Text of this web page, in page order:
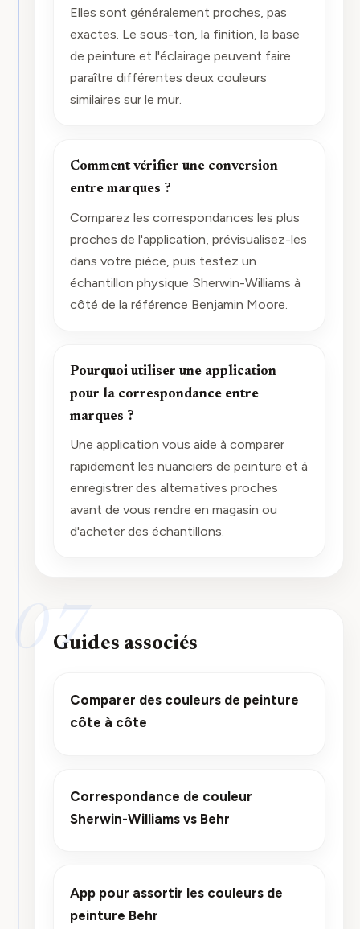
Elles sont généralement proches, pas
exactes. Le sous-ton, la finition, la base
de peinture et l'éclairage peuvent faire
paraître différentes deux couleurs
similaires sur le mur.
Comment vérifier une conversion
entre marques ?
Comparez les correspondances les plus
proches de l'application, prévisualisez-les
dans votre pièce, puis testez un
échantillon physique Sherwin-Williams à
côté de la référence Benjamin Moore.
Pourquoi utiliser une application
pour la correspondance entre
marques ?
Une application vous aide à comparer
rapidement les nuanciers de peinture et à
enregistrer des alternatives proches
avant de vous rendre en magasin ou
d'acheter des échantillons.
07
Guides associés
Comparer des couleurs de peinture
côte à côte
Correspondance de couleur
Sherwin-Williams vs Behr
App pour assortir les couleurs de
peinture Behr